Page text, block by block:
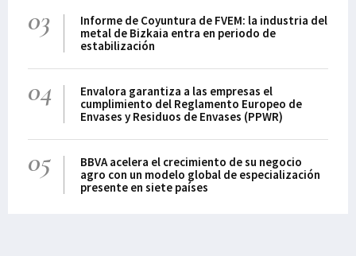
03
Informe de Coyuntura de FVEM: la industria del
metal de Bizkaia entra en periodo de
estabilización
04
Envalora garantiza a las empresas el
cumplimiento del Reglamento Europeo de
Envases y Residuos de Envases (PPWR)
05
BBVA acelera el crecimiento de su negocio
agro con un modelo global de especialización
presente en siete países